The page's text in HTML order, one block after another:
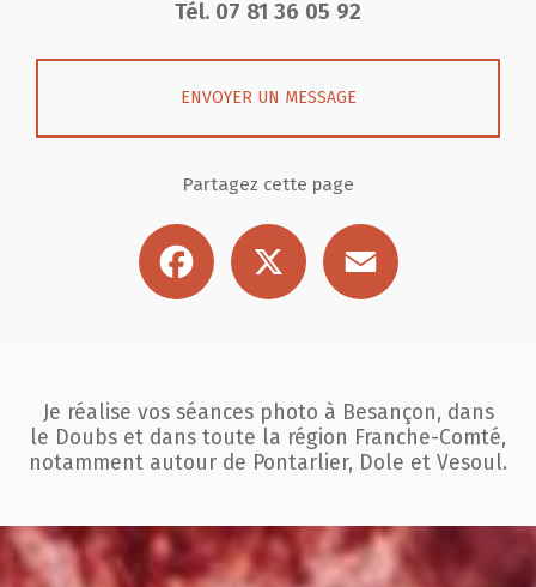
Tél. 07 81 36 05 92
ENVOYER UN MESSAGE
Partagez cette page
Facebook
Je réalise vos séances photo à Besançon, dans
le Doubs et dans toute la région Franche-Comté,
notamment autour de Pontarlier, Dole et Vesoul.